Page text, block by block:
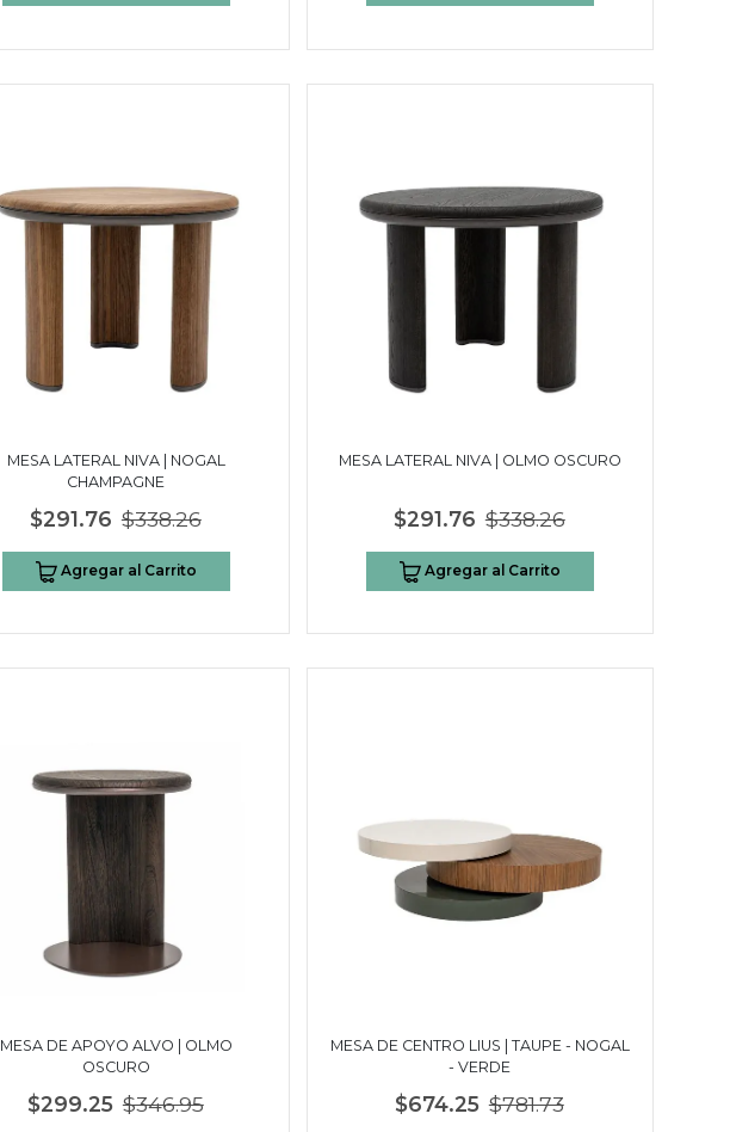
MESA LATERAL NIVA | NOGAL
CHAMPAGNE
$291.76 $338.26
Agregar al Carrito
MESA LATERAL NIVA | OLMO OSCURO
$291.76 $338.26
Agregar al Carrito
MESA DE APOYO ALVO | OLMO
OSCURO
$299.25 $346.95
MESA DE CENTRO LIUS | TAUPE - NOGAL
- VERDE
$674.25 $781.73